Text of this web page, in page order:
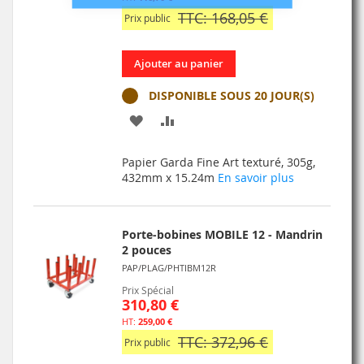
Prix public TTC: 168,05 €
Ajouter au panier
DISPONIBLE SOUS 20 JOUR(S)
AJOUTER
MA
LISTE
D’ENVIE
COMPARATEUR
Papier Garda Fine Art texturé, 305g,
432mm x 15.24m En savoir plus
Porte-bobines MOBILE 12 - Mandrin
2 pouces
PAP/PLAG/PHTIBM12R
Prix Spécial
310,80 €
259,00 €
Prix public TTC: 372,96 €